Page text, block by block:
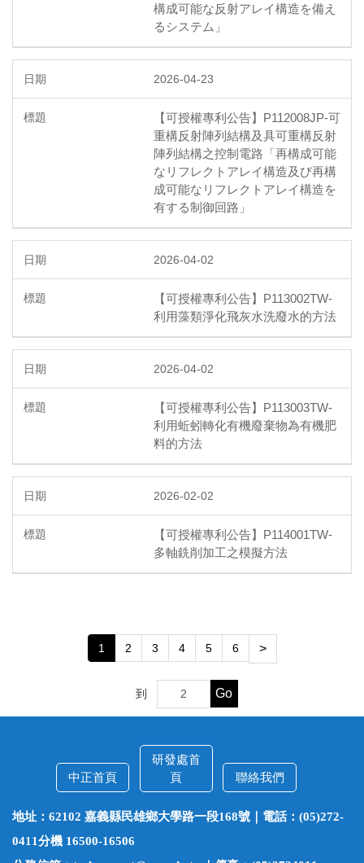
構成可能な反射アレイ構造を備え
るシステム」
2026-04-23
【可授權專利公告】P112008JP-可
重構反射陣列結構及具可重構反射
陣列結構之控制電路「再構成可能
なリフレクトアレイ構造及び再構
成可能なリフレクトアレイ構造を
有する制御回路」
2026-04-02
【可授權專利公告】P113002TW-
利用藻類淨化飛灰水洗廢水的方法
2026-04-02
【可授權專利公告】P113003TW-
利用蚯蚓轉化有機廢棄物為有機肥
料的方法
2026-02-02
【可授權專利公告】P114001TW-
多軸銑削加工之模擬方法
1 2 3 4 5 6 >
到 Go
中正首頁
研發處首
頁
聯絡我們
地址：62102 嘉義縣民雄鄉大學路一段168號｜電話：(05)272-
0411分機 16500-16506